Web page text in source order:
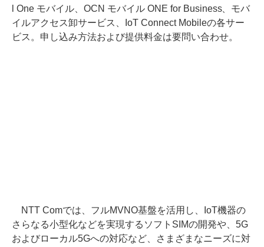
l One モバイル、OCN モバイル ONE for Business、モバ
イルアクセス卸サービス、IoT Connect Mobileの各サー
ビス。申し込み方法および提供料金は要問い合わせ。
NTT Comでは、フルMVNO基盤を活用し、IoT機器の
さらなる小型化などを実現するソフトSIMの開発や、5G
およびローカル5Gへの対応など、さまざまなニーズに対